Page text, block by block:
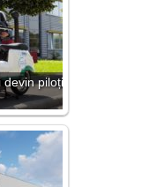
devin piloți